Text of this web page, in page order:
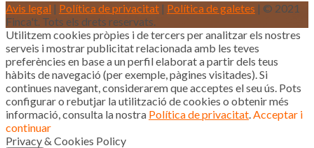
Avis legal | Política de privacitat | Política de galetes | © 2021
Finca't. Tots els drets reservats.
Utilitzem cookies pròpies i de tercers per analitzar els nostres
serveis i mostrar publicitat relacionada amb les teves
preferències en base a un perfil elaborat a partir dels teus
hàbits de navegació (per exemple, pàgines visitades). Si
continues navegant, considerarem que acceptes el seu ús. Pots
configurar o rebutjar la utilització de cookies o obtenir més
informació, consulta la nostra Política de privacitat Acceptar i
continuar
Privacy & Cookies Policy